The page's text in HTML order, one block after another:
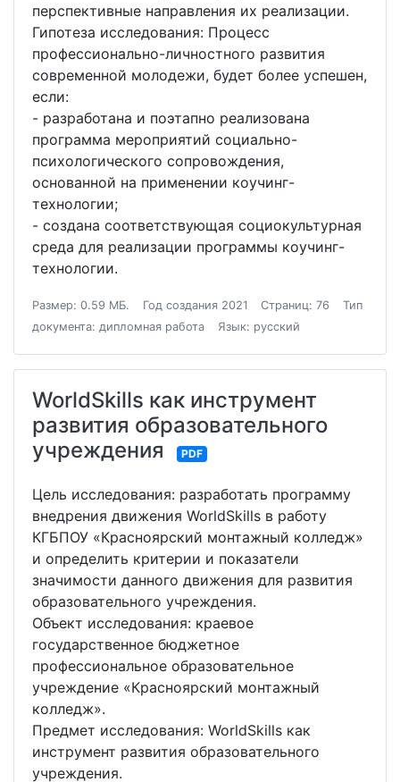
перспективные направления их реализации.
Гипотеза исследования: Процесс
профессионально-личностного развития
современной молодежи, будет более успешен,
если:
- разработана и поэтапно реализована
программа мероприятий социально-
психологического сопровождения,
основанной на применении коучинг-
технологии;
- создана соответствующая социокультурная
среда для реализации программы коучинг-
технологии.
Размер: 0.59 МБ. Год создания 2021 Страниц: 76
Тип
документа: дипломная работа
Язык: русский
WorldSkills как инструмент
развития образовательного
учреждения
PDF
Цель исследования: разработать программу
внедрения движения WorldSkills в работу
КГБПОУ «Красноярский монтажный колледж»
и определить критерии и показатели
значимости данного движения для развития
образовательного учреждения.
Объект исследования: краевое
государственное бюджетное
профессиональное образовательное
учреждение «Красноярский монтажный
колледж».
Предмет исследования: WorldSkills как
инструмент развития образовательного
учреждения.